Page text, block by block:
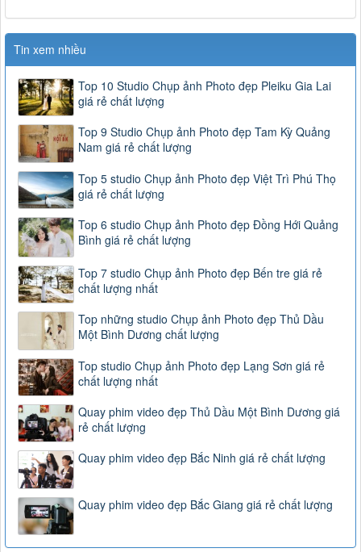
Tin xem nhiều
Top 10 Studio Chụp ảnh Photo đẹp Pleiku Gia Lai
giá rẻ chất lượng
Top 9 Studio Chụp ảnh Photo đẹp Tam Kỳ Quảng
Nam giá rẻ chất lượng
Top 5 studio Chụp ảnh Photo đẹp Việt Trì Phú Thọ
giá rẻ chất lượng
Top 6 studio Chụp ảnh Photo đẹp Đồng Hới Quảng
Bình giá rẻ chất lượng
Top 7 studio Chụp ảnh Photo đẹp Bến tre giá rẻ
chất lượng nhất
Top những studio Chụp ảnh Photo đẹp Thủ Dầu
Một Bình Dương chất lượng
Top studio Chụp ảnh Photo đẹp Lạng Sơn giá rẻ
chất lượng nhất
Quay phim video đẹp Thủ Dầu Một Bình Dương giá
rẻ chất lượng
Quay phim video đẹp Bắc Ninh giá rẻ chất lượng
Quay phim video đẹp Bắc Giang giá rẻ chất lượng